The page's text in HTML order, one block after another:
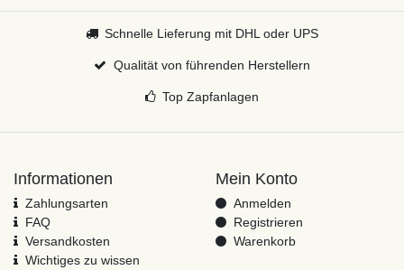
Schnelle Lieferung mit DHL oder UPS
Qualität von führenden Herstellern
Top Zapfanlagen
Informationen
Zahlungsarten
FAQ
Versandkosten
Wichtiges zu wissen
Mein Konto
Anmelden
Registrieren
Warenkorb